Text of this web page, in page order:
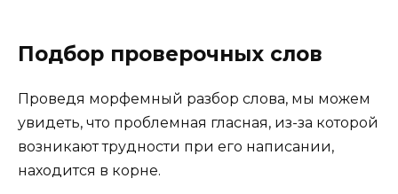
Подбор проверочных слов
Проведя морфемный разбор слова, мы можем
увидеть, что проблемная гласная, из-за которой
возникают трудности при его написании,
находится в корне.